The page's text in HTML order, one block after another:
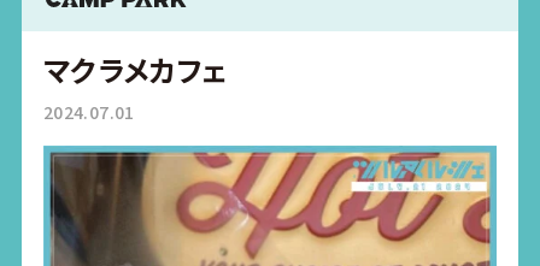
マクラメカフェ
2024.07.01